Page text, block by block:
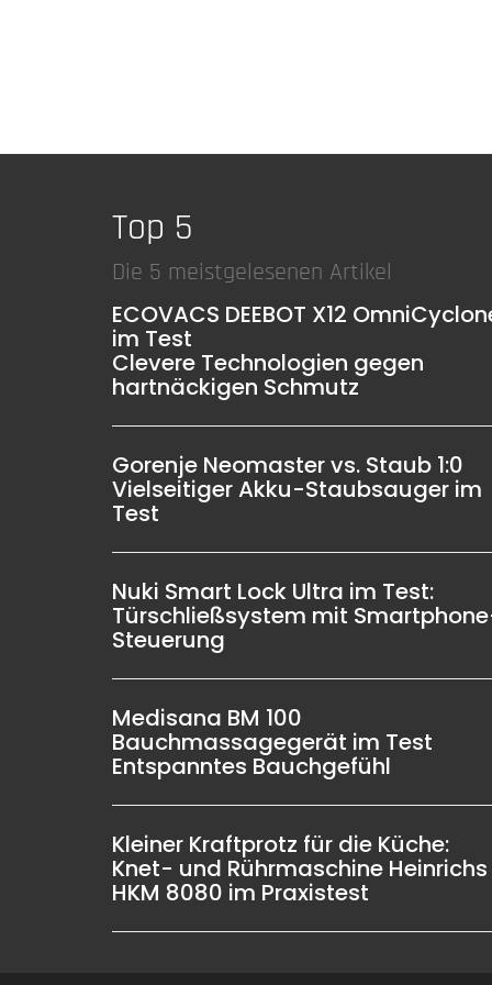
Top 5
Die 5 meistgelesenen Artikel
ECOVACS DEEBOT X12
im Test
Clevere Technologien gegen
hartnäckigen Schmutz
Gorenje Neomaster vs. Staub 1:0
Vielseitiger Akku-Staubsauger im
Test
Nuki Smart Lock Ultra im Test:
Türschließsystem mit
Steuerung
Medisana BM 100
Bauchmassagegerät im Test
Entspanntes Bauchgefühl
Kleiner Kraftprotz für die Küche:
Knet- und Rührmaschine Heinrichs
HKM 8080 im Praxistest